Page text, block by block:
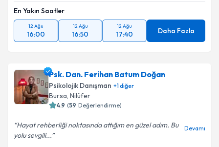
En Yakın Saatler
12 Ağu
16:00
12 Ağu
16:50
12 Ağu
17:40 Daha Fazla
Psk. Dan. Ferihan Batum Doğan
Psikolojik Danışman +1diğer
Bursa, Nilüfer
4.9 (59 Değerlendirme)
Hayat rehberliği noktasında attığım en güzel adım. Bu
yolu sevgili...
Devamı